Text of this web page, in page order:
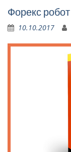
Форекс
10.10.2017